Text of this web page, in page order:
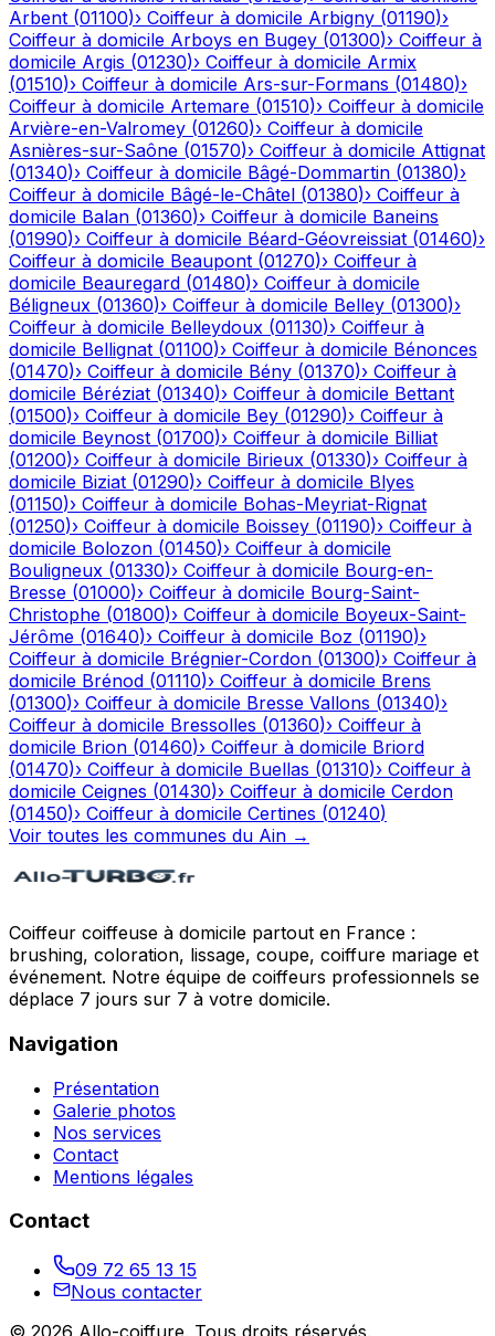
Arbent (01100)› Coiffeur à domicile Arbigny (01190)›
Coiffeur à domicile Arboys en Bugey (01300)› Coiffeur à
domicile Argis (01230)› Coiffeur à domicile Armix
(01510)› Coiffeur à domicile Ars-sur-Formans (01480)›
Coiffeur à domicile Artemare (01510)› Coiffeur à domicile
Arvière-en-Valromey (01260)› Coiffeur à domicile
Asnières-sur-Saône (01570)› Coiffeur à domicile Attignat
(01340)› Coiffeur à domicile Bâgé-Dommartin (01380)›
Coiffeur à domicile Bâgé-le-Châtel (01380)› Coiffeur à
domicile Balan (01360)› Coiffeur à domicile Baneins
(01990)› Coiffeur à domicile Béard-Géovreissiat (01460)›
Coiffeur à domicile Beaupont (01270)› Coiffeur à
domicile Beauregard (01480)› Coiffeur à domicile
Béligneux (01360)› Coiffeur à domicile Belley (01300)›
Coiffeur à domicile Belleydoux (01130)› Coiffeur à
domicile Bellignat (01100)› Coiffeur à domicile Bénonces
(01470)› Coiffeur à domicile Bény (01370)› Coiffeur à
domicile Béréziat (01340)› Coiffeur à domicile Bettant
(01500)› Coiffeur à domicile Bey (01290)› Coiffeur à
domicile Beynost (01700)› Coiffeur à domicile Billiat
(01200)› Coiffeur à domicile Birieux (01330)› Coiffeur à
domicile Biziat (01290)› Coiffeur à domicile Blyes
(01150)› Coiffeur à domicile Bohas-Meyriat-Rignat
(01250)› Coiffeur à domicile Boissey (01190)› Coiffeur à
domicile Bolozon (01450)› Coiffeur à domicile
Bouligneux (01330)› Coiffeur à domicile Bourg-en-
Bresse (01000)› Coiffeur à domicile Bourg-Saint-
Christophe (01800)› Coiffeur à domicile Boyeux-Saint-
Jérôme (01640)› Coiffeur à domicile Boz (01190)›
Coiffeur à domicile Brégnier-Cordon (01300)› Coiffeur à
domicile Brénod (01110)› Coiffeur à domicile Brens
(01300)› Coiffeur à domicile Bresse Vallons (01340)›
Coiffeur à domicile Bressolles (01360)› Coiffeur à
domicile Brion (01460)› Coiffeur à domicile Briord
(01470)› Coiffeur à domicile Buellas (01310)› Coiffeur à
domicile Ceignes (01430)› Coiffeur à domicile Cerdon
(01450)› Coiffeur à domicile Certines (01240)
Voir toutes les communes du Ain →
Coiffeur coiffeuse à domicile partout en France :
brushing, coloration, lissage, coupe, coiffure mariage et
événement. Notre équipe de coiffeurs professionnels se
déplace 7 jours sur 7 à votre domicile.
Navigation
Présentation
Galerie photos
Nos services
Contact
Mentions légales
Contact
09 72 65 13 15
Nous contacter
© 2026 Allo-coiffure . Tous droits réservés.